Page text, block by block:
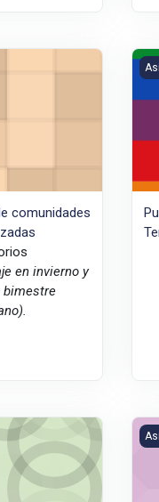
comunidades
en invierno y
bimestre
de la Cuenca Central